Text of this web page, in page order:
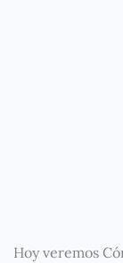
Hoy veremos